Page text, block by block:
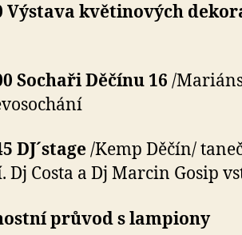
Výstava květinových
Sochaři Děčínu 16 /
DJ´stage/Kemp Děčín/
Dj Costa a Dj Marcin Gosip
průvod s lampiony